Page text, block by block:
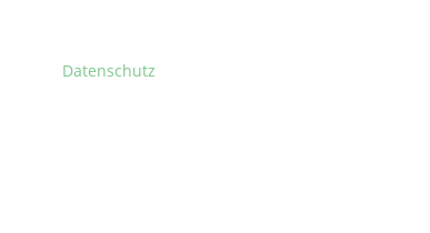
Datenschutz